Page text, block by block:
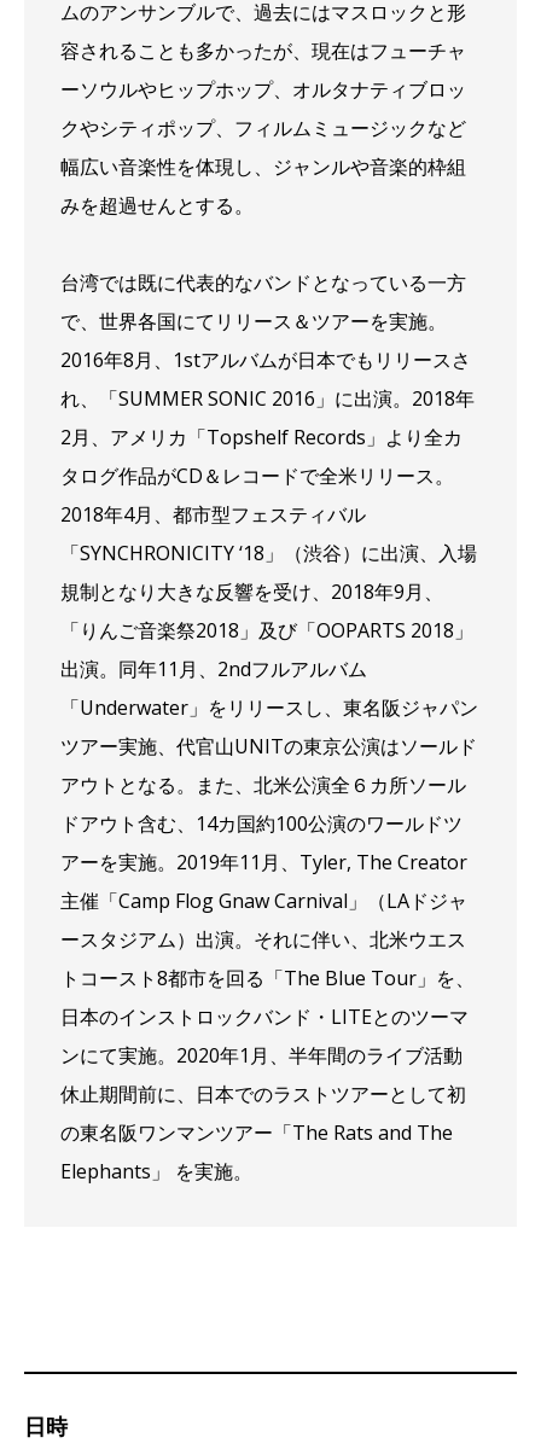
ムのアンサンブルで、過去にはマスロックと形
容されることも多かったが、現在はフューチャ
ーソウルやヒップホップ、オルタナティブロッ
クやシティポップ、フィルムミュージックなど
幅広い音楽性を体現し、ジャンルや音楽的枠組
みを超過せんとする。
台湾では既に代表的なバンドとなっている一方
で、世界各国にてリリース＆ツアーを実施。
2016年8月、1stアルバムが日本でもリリースさ
れ、「SUMMER SONIC 2016」に出演。2018年
2月、アメリカ「Topshelf Records」より全カ
タログ作品がCD＆レコードで全米リリース。
2018年4月、都市型フェスティバル
「SYNCHRONICITY ‘18」（渋谷）に出演、入場
規制となり大きな反響を受け、2018年9月、
「りんご音楽祭2018」及び「OOPARTS 2018」
出演。同年11月、2ndフルアルバム
「Underwater」をリリースし、東名阪ジャパン
ツアー実施、代官山UNITの東京公演はソールド
アウトとなる。また、北米公演全６カ所ソール
ドアウト含む、14カ国約100公演のワールドツ
アーを実施。2019年11月、Tyler, The Creator
主催「Camp Flog Gnaw Carnival」（LAドジャ
ースタジアム）出演。それに伴い、北米ウエス
トコースト8都市を回る「The Blue Tour」を、
日本のインストロックバンド・LITEとのツーマ
ンにて実施。2020年1月、半年間のライブ活動
休止期間前に、日本でのラストツアーとして初
の東名阪ワンマンツアー「The Rats and The
Elephants」 を実施。
日時